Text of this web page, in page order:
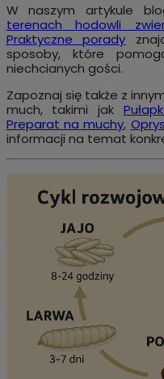
W naszym artykule
terenach hodowli
Praktyczne porady
sposoby, które
niechcianych gości.
Zapoznaj się także z
much, takimi jak
Preparat na muchy,
informacji na temat